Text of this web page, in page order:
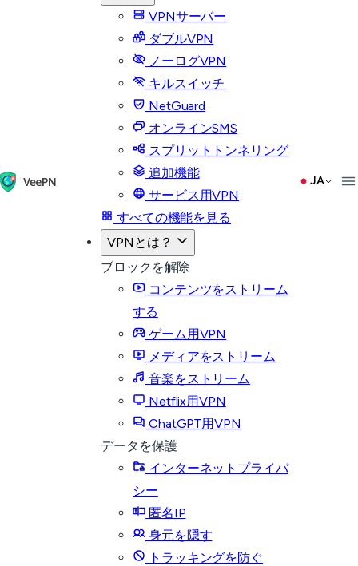
VPNサーバー
ダブルVPN
ノーログVPN
キルスイッチ
NetGuard
オンラインSMS
スプリットトンネリング
追加機能
サービス用VPN
すべての機能を見る
VPNとは？
ブロックを解除
コンテンツをストリーム
する
ゲーム用VPN
メディアをストリーム
音楽をストリーム
Netflix用VPN
ChatGPT用VPN
データを保護
インターネットプライバ
シー
匿名IP
身元を隠す
トラッキングを防ぐ
JA